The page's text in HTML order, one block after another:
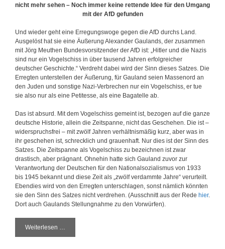
nicht mehr sehen – Noch immer keine rettende Idee für den Umgang
mit der AfDgefunden
Und wieder geht eine Erregungswoge gegen die AfD durchs Land.
Ausgelöst hat sie eine Äußerung Alexander Gaulands, der zusammen
mit Jörg Meuthen Bundesvorsitzender der AfD ist: „Hitler und die Nazis
sind nur ein Vogelschiss in über tausend Jahren erfolgreicher
deutscher Geschichte.“ Verdreht dabei wird der Sinn dieses Satzes. Die
Erregten unterstellen der Äußerung, für Gauland seien Massenord an
den Juden und sonstige Nazi-Verbrechen nur ein Vogelschiss, er tue
sie also nur als eine Petitesse, als eine Bagatelle ab.
Das ist absurd. Mit dem Vogelschiss gemeint ist, bezogen auf die ganze
deutsche Historie, allein die Zeitspanne, nicht das Geschehen. Die ist –
widerspruchsfrei – mit zwölf Jahren verhältnismäßig kurz, aber was in
ihr geschehen ist, schrecklich und grauenhaft. Nur dies ist der Sinn des
Satzes. Die Zeitspanne als Vogelschiss zu bezeichnen ist zwar
drastisch, aber prägnant. Ohnehin hatte sich Gauland zuvor zur
Verantwortung der Deutschen für den Nationalsozialismus von 1933
bis 1945 bekannt und diese Zeit als „zwölf verdammte Jahre“ verurteilt.
Ebendies wird von den Erregten unterschlagen, sonst nämlich könnten
sie den Sinn des Satzes nicht verdrehen. (Ausschnitt aus der Rede hier.
Dort auch Gaulands Stellungnahme zu den Vorwürfen).
Weiterlesen …
e